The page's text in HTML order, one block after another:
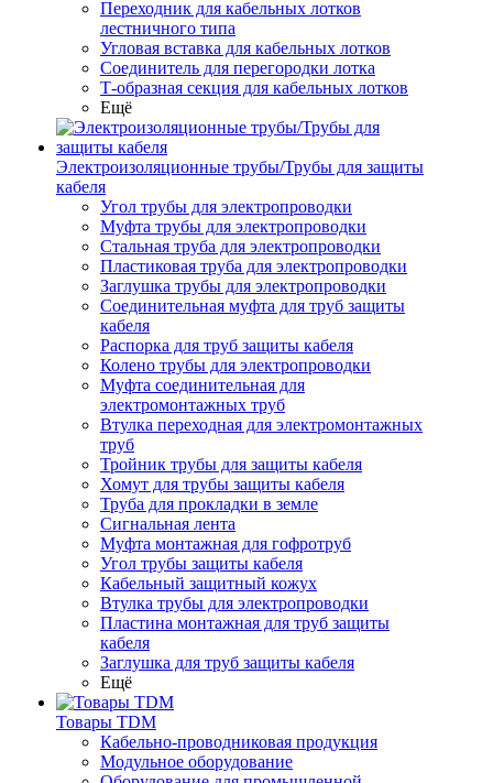
Переходник для кабельных лотков
лестничного типа
Угловая вставка для кабельных лотков
Соединитель для перегородки лотка
Т-образная секция для кабельных лотков
Ещё
Электроизоляционные трубы/Трубы для защиты
кабеля
Угол трубы для электропроводки
Муфта трубы для электропроводки
Стальная труба для электропроводки
Пластиковая труба для электропроводки
Заглушка трубы для электропроводки
Соединительная муфта для труб защиты
кабеля
Распорка для труб защиты кабеля
Колено трубы для электропроводки
Муфта соединительная для
электромонтажных труб
Втулка переходная для электромонтажных
труб
Тройник трубы для защиты кабеля
Хомут для трубы защиты кабеля
Труба для прокладки в земле
Сигнальная лента
Муфта монтажная для гофротруб
Угол трубы защиты кабеля
Кабельный защитный кожух
Втулка трубы для электропроводки
Пластина монтажная для труб защиты
кабеля
Заглушка для труб защиты кабеля
Ещё
Товары TDM
Кабельно-проводниковая продукция
Модульное оборудование